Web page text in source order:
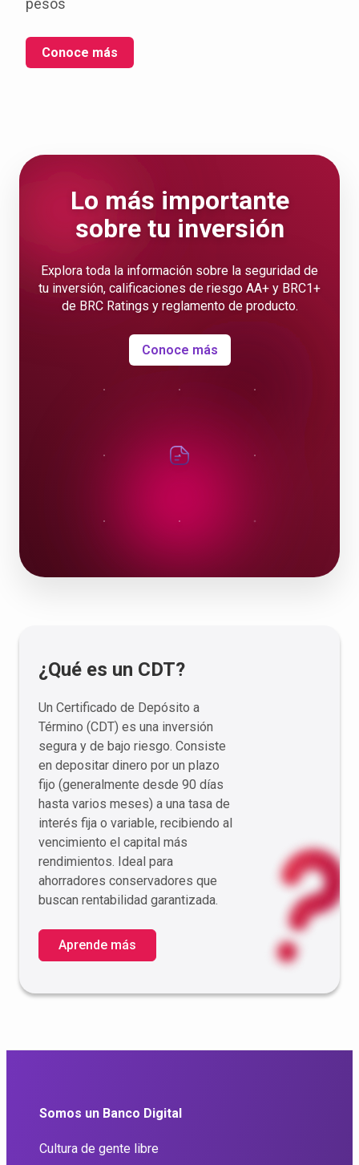
pesos
Conoce más
Lo más importante
sobre tu inversión
Explora toda la información sobre la seguridad de
tu inversión, calificaciones de riesgo AA+ y BRC1+
de BRC Ratings y reglamento de producto.
Conoce más
¿Qué es un CDT?
Un Certificado de Depósito a
Término (CDT) es una inversión
segura y de bajo riesgo. Consiste
en depositar dinero por un plazo
fijo (generalmente desde 90 días
hasta varios meses) a una tasa de
interés fija o variable, recibiendo al
vencimiento el capital más
rendimientos. Ideal para
ahorradores conservadores que
buscan rentabilidad garantizada.
Aprende más
Somos un Banco Digital
Cultura de gente libre